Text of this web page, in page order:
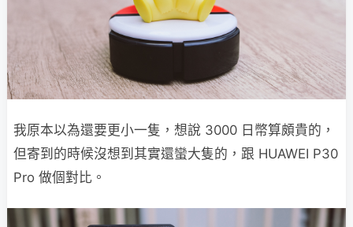
我原本以為還要更小一隻，想說 3000 日幣算頗貴的，
但寄到的時候沒想到其實還蠻大隻的，跟 HUAWEI P30
Pro 做個對比。